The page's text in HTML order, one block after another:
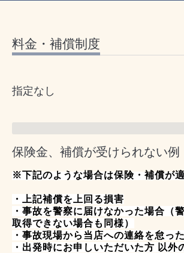
料金・補償制度
指定なし
保険金、補償が受けられない例
※下記のような場合は保険・補償が適
・上記補償を上回る損害
・事故を警察に届けなかった場合（
取得できない場合も同様）
・事故現場から当店への連絡を怠っ
・出発時にお申しいただいた方 以外